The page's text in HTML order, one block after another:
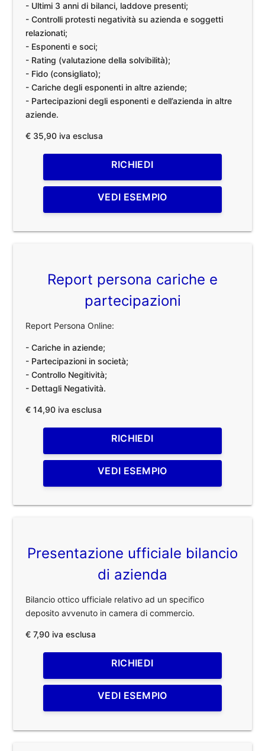
- Ultimi 3 anni di bilanci, laddove presenti;
- Controlli protesti negatività su azienda e soggetti
relazionati;
- Esponenti e soci;
- Rating (valutazione della solvibilità);
- Fido (consigliato);
- Cariche degli esponenti in altre aziende;
- Partecipazioni degli esponenti e dell’azienda in altre
aziende.
€ 35,90 iva esclusa
RICHIEDI
VEDI ESEMPIO
Report persona cariche e
partecipazioni
Report Persona Online:
- Cariche in aziende;
- Partecipazioni in società;
- Controllo Negitività;
- Dettagli Negatività.
€ 14,90 iva esclusa
RICHIEDI
VEDI ESEMPIO
Presentazione ufficiale bilancio
di azienda
Bilancio ottico ufficiale relativo ad un specifico
deposito avvenuto in camera di commercio.
€ 7,90 iva esclusa
RICHIEDI
VEDI ESEMPIO